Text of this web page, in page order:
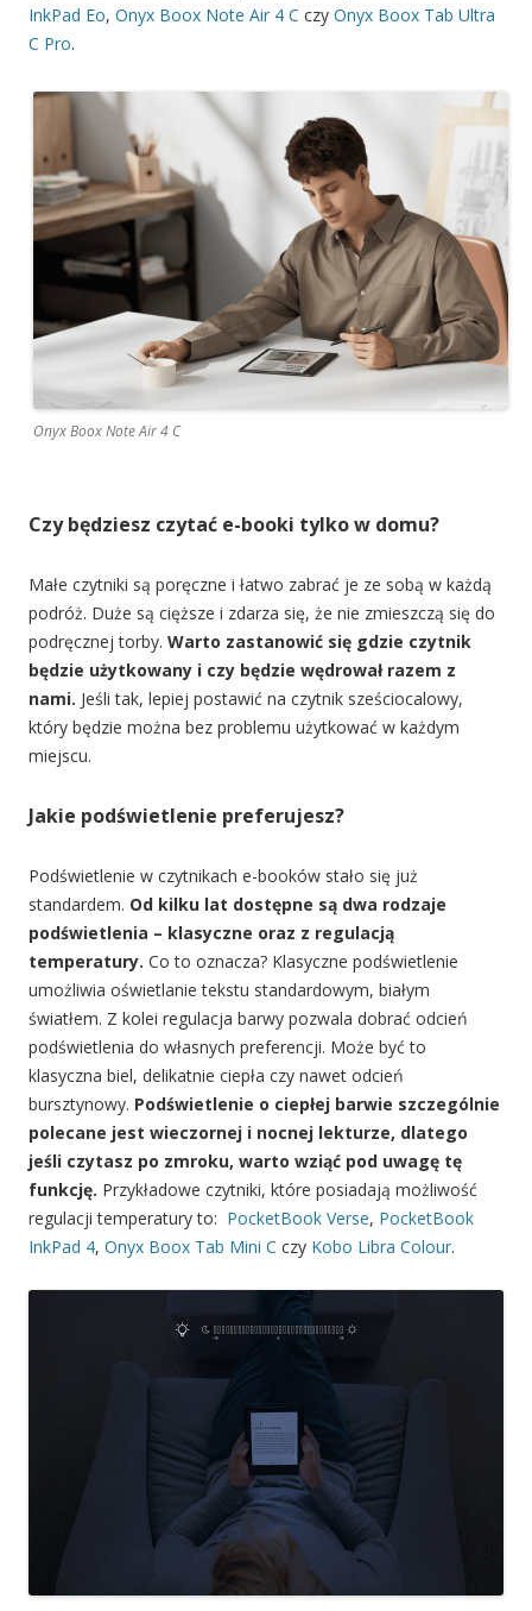
InkPad Eo, Onyx Boox Note Air 4 C czy Onyx Boox Tab Ultra
C Pro.
Onyx Boox Note Air 4 C
Czy będziesz czytać e-booki tylko w domu?
Małe czytniki są poręczne i łatwo zabrać je ze sobą w każdą
podróż. Duże są cięższe i zdarza się, że nie zmieszczą się do
podręcznej torby. Warto zastanowić się gdzie czytnik
będzie użytkowany i czy będzie wędrował razem z
nami. Jeśli tak, lepiej postawić na czytnik sześciocalowy,
który będzie można bez problemu użytkować w każdym
miejscu.
Jakie podświetlenie preferujesz?
Podświetlenie w czytnikach e-booków stało się już
standardem. Od kilku lat dostępne są dwa rodzaje
podświetlenia – klasyczne oraz z regulacją
temperatury. Co to oznacza? Klasyczne podświetlenie
umożliwia oświetlanie tekstu standardowym, białym
światłem. Z kolei regulacja barwy pozwala dobrać odcień
podświetlenia do własnych preferencji. Może być to
klasyczna biel, delikatnie ciepła czy nawet odcień
bursztynowy. Podświetlenie o ciepłej barwie szczególnie
polecane jest wieczornej i nocnej lekturze, dlatego
jeśli czytasz po zmroku, warto wziąć pod uwagę tę
funkcję. Przykładowe czytniki, które posiadają możliwość
regulacji temperatury to: PocketBook Verse, PocketBook
InkPad 4, Onyx Boox Tab Mini C czy Kobo Libra Colour.